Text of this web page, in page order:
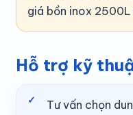
giá bồn inox 2500L
Hỗ trợ kỹ
Tư vấn chọn